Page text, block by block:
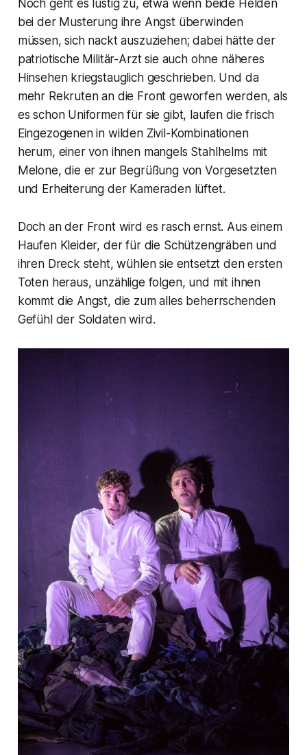
Noch geht es lustig zu, etwa wenn beide Helden
bei der Musterung ihre Angst überwinden
müssen, sich nackt auszuziehen; dabei hätte der
patriotische Militär-Arzt sie auch ohne näheres
Hinsehen kriegstauglich geschrieben. Und da
mehr Rekruten an die Front geworfen werden, als
es schon Uniformen für sie gibt, laufen die frisch
Eingezogenen in wilden Zivil-Kombinationen
herum, einer von ihnen mangels Stahlhelms mit
Melone, die er zur Begrüßung von Vorgesetzten
und Erheiterung der Kameraden lüftet.
Doch an der Front wird es rasch ernst. Aus einem
Haufen Kleider, der für die Schützengräben und
ihren Dreck steht, wühlen sie entsetzt den ersten
Toten heraus, unzählige folgen, und mit ihnen
kommt die Angst, die zum alles beherrschenden
Gefühl der Soldaten wird.